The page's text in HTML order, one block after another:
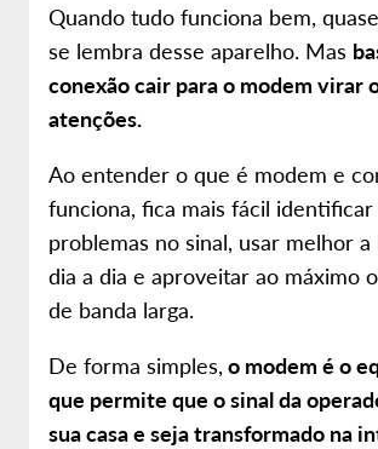
Quando tudo funciona bem,
se lembra desse aparelho. Mas
conexão cair para o modem virar
atenções.
Ao entender o que é modem e
funciona, fica mais fácil
problemas no sinal, usar melhor
dia a dia e aproveitar ao máximo
de banda larga.
De forma simples,o modem é o
que permite que o sinal da
sua casa e seja transformado na